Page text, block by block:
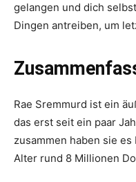
gelangen und dich
Dingen antreiben, um
Rae Sremmurd ist ein
das erst seit ein paar
zusammen haben sie
Alter rund 8 Millionen